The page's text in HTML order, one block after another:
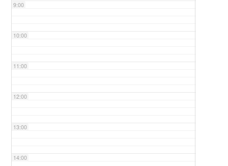
9:00
10:00
11:00
12:00
13:00
14:00